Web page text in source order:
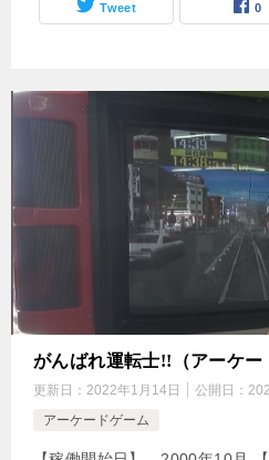
Tweet 0
がんばれ運転士!!（アーケー
更新日： 2022年1月14日 公開日：
アーケードゲーム